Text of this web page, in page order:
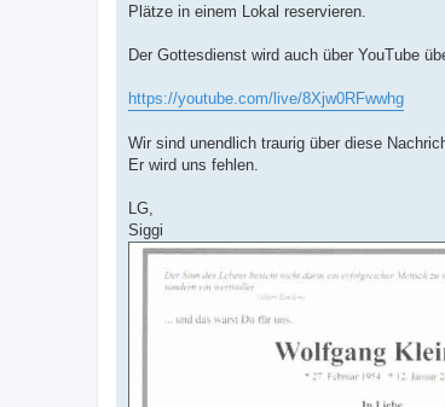
Plätze in einem Lokal reservieren.
Der Gottesdienst wird auch über YouTube
https://youtube.com/live/8Xjw0RFwwhg
Wir sind unendlich traurig über diese
Er wird uns fehlen.
LG,
Siggi